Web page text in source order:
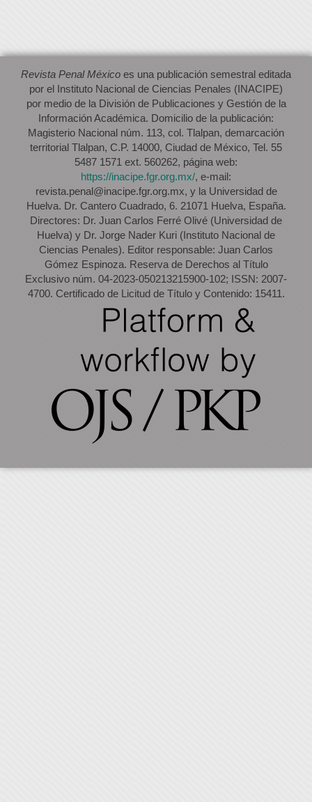
Revista Penal México es una publicación semestral editada
por el Instituto Nacional de Ciencias Penales (INACIPE)
por medio de la División de Publicaciones y Gestión de la
Información Académica. Domicilio de la publicación:
Magisterio Nacional núm. 113, col. Tlalpan, demarcación
territorial Tlalpan, C.P. 14000, Ciudad de México, Tel. 55
5487 1571 ext. 560262, página web:
https://inacipe.fgr.org.mx/, e-mail:
revista.penal@inacipe.fgr.org.mx, y la Universidad de
Huelva. Dr. Cantero Cuadrado, 6. 21071 Huelva, España.
Directores: Dr. Juan Carlos Ferré Olivé (Universidad de
Huelva) y Dr. Jorge Nader Kuri (Instituto Nacional de
Ciencias Penales). Editor responsable: Juan Carlos
Gómez Espinoza. Reserva de Derechos al Título
Exclusivo núm. 04-2023-050213215900-102; ISSN: 2007-
4700. Certificado de Licitud de Título y Contenido: 15411.